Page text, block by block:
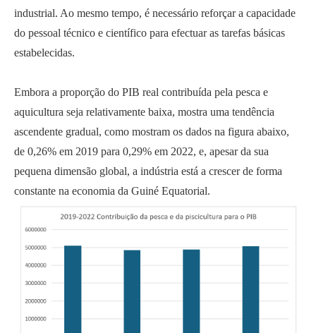
industrial. Ao mesmo tempo, é necessário reforçar a capacidade
do pessoal técnico e científico para efectuar as tarefas básicas
estabelecidas.
Embora a proporção do PIB real contribuída pela pesca e
aquicultura seja relativamente baixa, mostra uma tendência
ascendente gradual, como mostram os dados na figura abaixo,
de 0,26% em 2019 para 0,29% em 2022, e, apesar da sua
pequena dimensão global, a indústria está a crescer de forma
constante na economia da Guiné Equatorial.